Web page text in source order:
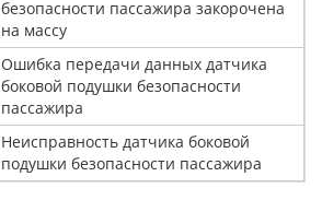
безопасности пассажира закорочена
на массу
Ошибка передачи данных датчика
боковой подушки безопасности
пассажира
Неисправность датчика боковой
подушки безопасности пассажира